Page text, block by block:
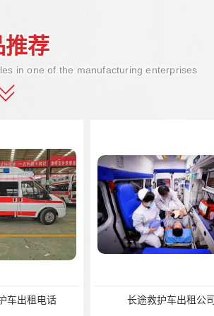
推荐
in one of the manufacturing enterprises
车出租电话 长途救护车出租公司